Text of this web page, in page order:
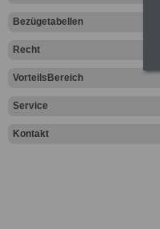
Bezügetabellen
Recht
VorteilsBereich
Service
Kontakt